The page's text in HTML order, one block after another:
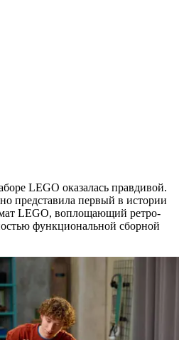
LEGO оказалась правдивой.
представила первый в истории
LEGO, воплощающий ретро-
функциональной сборной